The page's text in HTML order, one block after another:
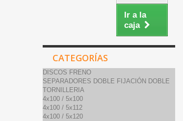
Ir a la
caja
CATEGORÍAS
DISCOS FRENO
SEPARADORES DOBLE FIJACIÓN DOBLE
TORNILLERIA
4x100 / 5x100
4x100 / 5x112
4x100 / 5x120